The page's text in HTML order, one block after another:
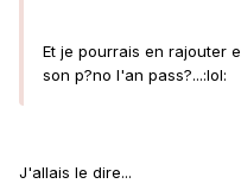
Et je pourrais en rajouter
son p?no l'an pass?...:lol:
J'allais le dire...